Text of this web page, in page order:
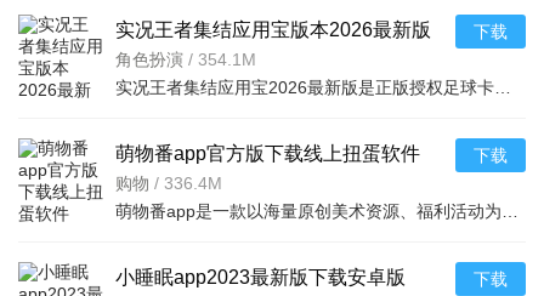
实况王者集结应用宝版本2026最新版
v6.1.3安卓版本
角色扮演 / 354.1M
下载
萌物番app官方版下载线上扭蛋软件
v1.2.8安卓版
购物 / 336.4M
下载
小睡眠app2023最新版下载安卓版
下载